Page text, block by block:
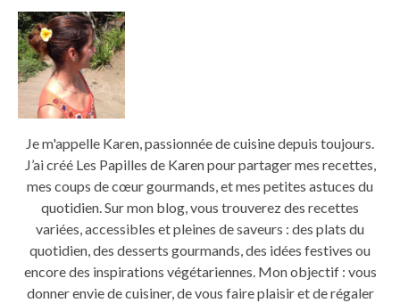
Je m'appelle Karen, passionnée de cuisine depuis toujours.
J’ai créé Les Papilles de Karen pour partager mes recettes,
mes coups de cœur gourmands, et mes petites astuces du
quotidien. Sur mon blog, vous trouverez des recettes
variées, accessibles et pleines de saveurs : des plats du
quotidien, des desserts gourmands, des idées festives ou
encore des inspirations végétariennes. Mon objectif : vous
donner envie de cuisiner, de vous faire plaisir et de régaler